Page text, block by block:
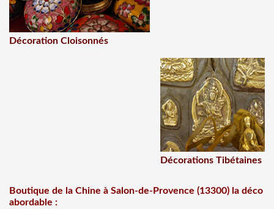
Décoration Cloisonnés
Décorations Tibétaines
Boutique de la Chine à Salon-de-Provence (13300) la déco
abordable :